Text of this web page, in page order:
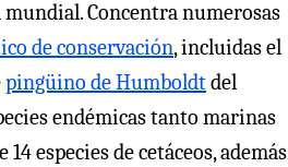
Concentra numerosas
de conservación, incluidas el
pingüino de Humboldtdel
endémicas tanto marinas
especies de cetáceos, además